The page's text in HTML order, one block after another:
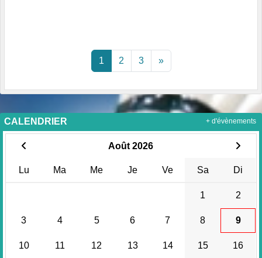
1 2 3 »
CALENDRIER
Août 2026
Lu Ma Me Je Ve Sa Di
1 2
3 4 5 6 7 8 9
10 11 12 13 14 15 16
+ d'évènements